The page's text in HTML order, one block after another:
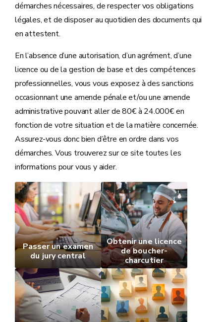
démarches nécessaires, de respecter vos obligations
légales, et de disposer au quotidien des documents qui
en attestent.
En l’absence d’une autorisation, d’un agrément, d’une
licence ou de la gestion de base et des compétences
professionnelles, vous vous exposez à des sanctions
occasionnant une amende pénale et/ou une amende
administrative pouvant aller de 80€ à 24.000€ en
fonction de votre situation et de la matière concernée.
Assurez-vous donc bien d’être en ordre dans vos
démarches. Vous trouverez sur ce site toutes les
informations pour vous y aider.
Passer un examen
du jury central
Obtenir une licence
de boucher-
charcutier